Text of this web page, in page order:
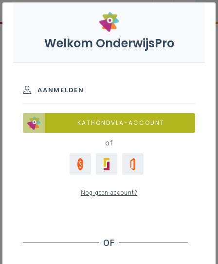
Welkom OnderwijsPro
AANMELDEN
KATHONDVLA-ACCOUNT
of
Nog geen account?